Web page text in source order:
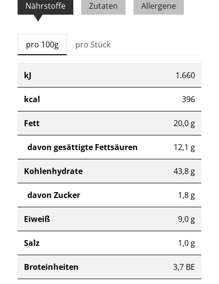
Nährstoffe Zutaten Allergene
pro 100g pro Stück
kJ 1.660
kcal 396
Fett 20,0 g
davon gesättigte Fettsäuren 12,1 g
Kohlenhydrate 43,8 g
davon Zucker 1,8 g
Eiweiß 9,0 g
Salz 1,0 g
Broteinheiten 3,7 BE